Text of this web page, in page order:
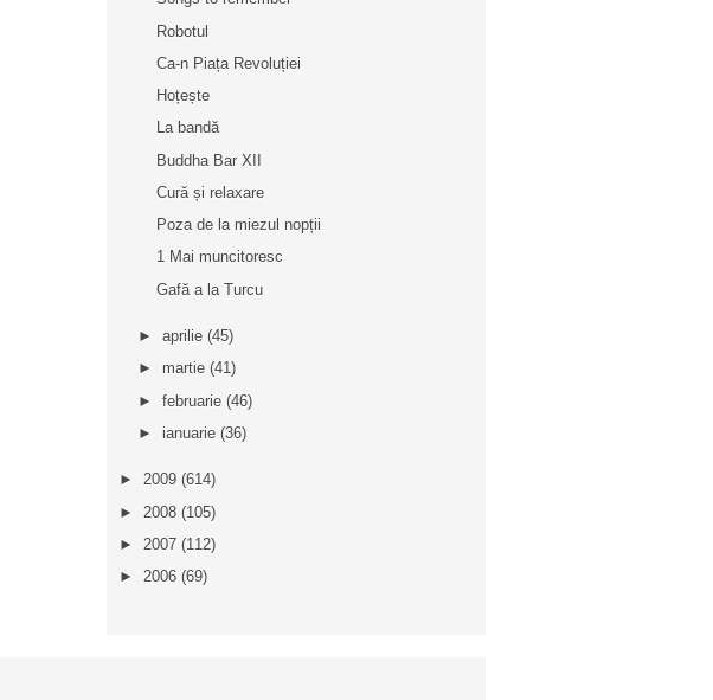
Robotul
Ca-n Piața Revoluției
Hoțește
La bandă
Buddha Bar XII
Cură și relaxare
Poza de la miezul nopții
1 Mai muncitoresc
Gafă a la Turcu
► aprilie (45)
► martie (41)
► februarie (46)
► ianuarie (36)
► 2009 (614)
► 2008 (105)
► 2007 (112)
► 2006 (69)